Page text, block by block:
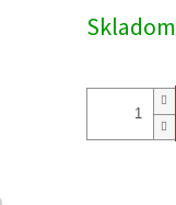
cena:
Skladom